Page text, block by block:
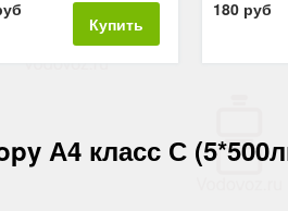
Купить
180 руб
А4 класс С